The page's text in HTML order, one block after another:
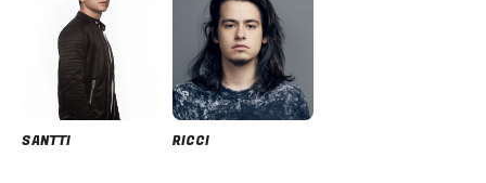
SANTTI RICCI